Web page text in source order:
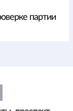
партии